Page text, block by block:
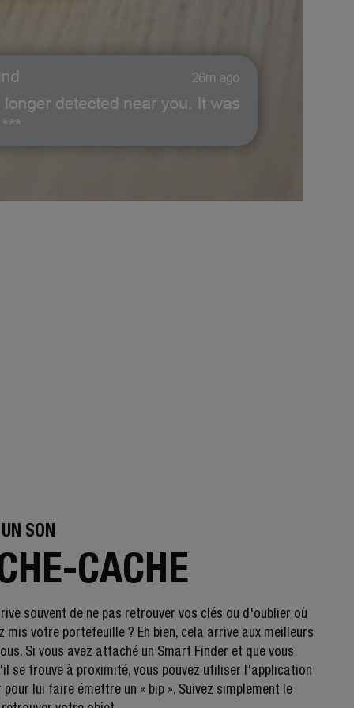
SON
CACHE
souvent de ne pas retrouver vos clés ou d'oublier où
mis votre portefeuille ? Eh bien, cela arrive aux meilleurs
Si vous avez attaché un Smart Finder et que vous
se trouve à proximité, vous pouvez utiliser l'application
lui faire émettre un « bip ». Suivez simplement le